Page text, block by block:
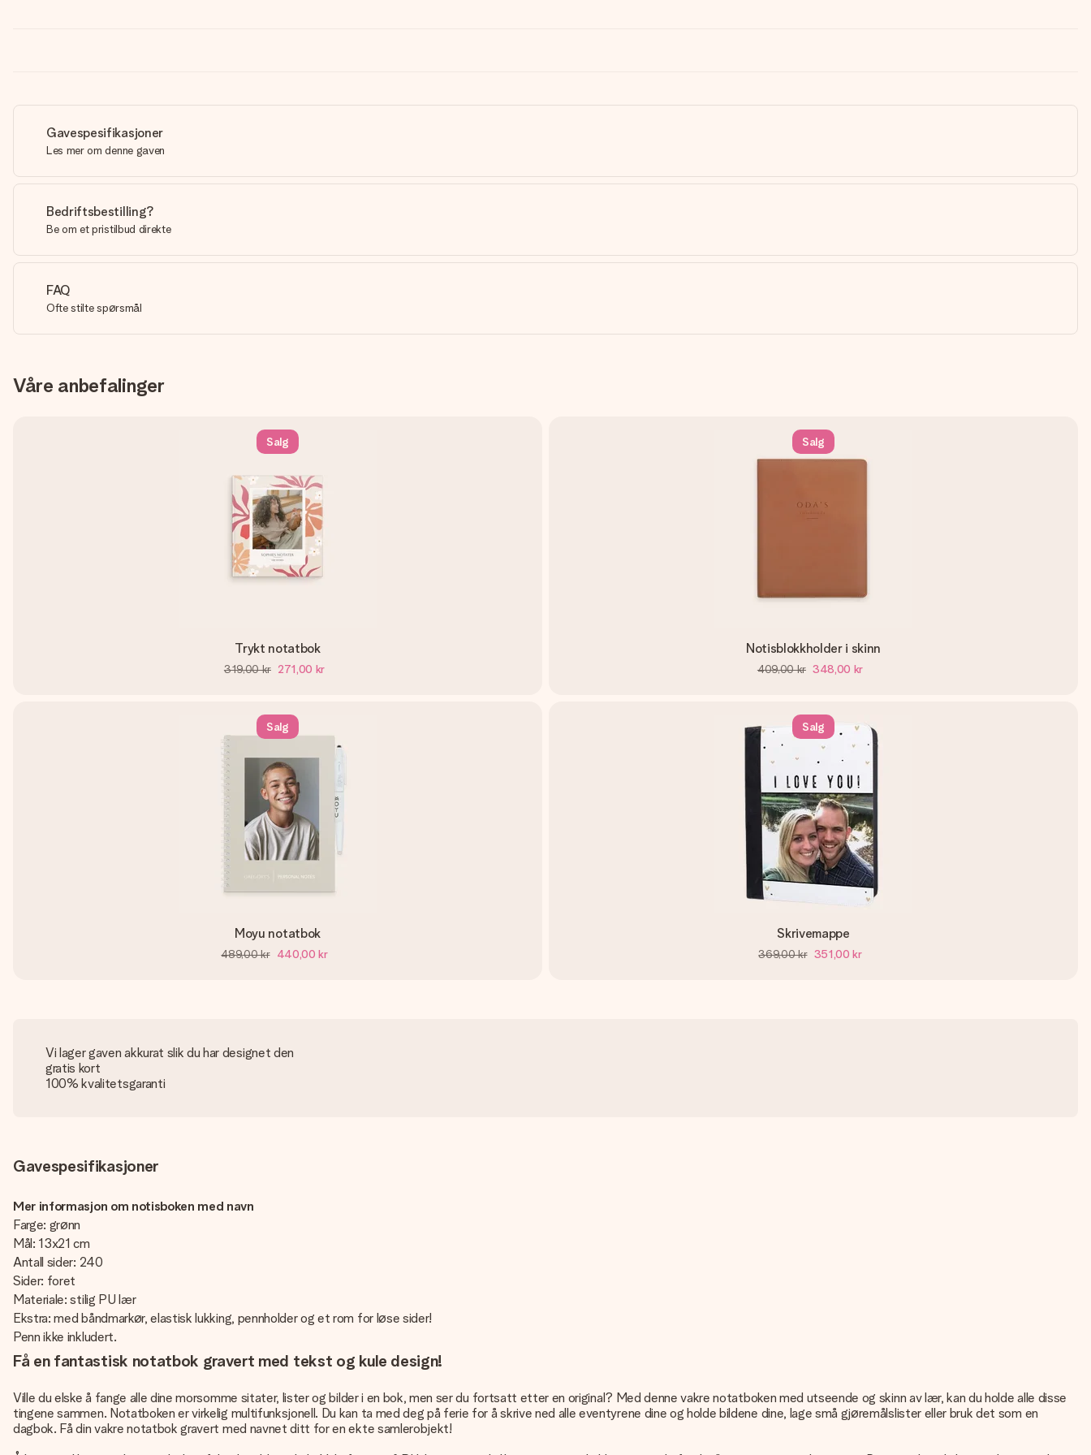
Gavespesifikasjoner
Les mer om denne gaven
Bedriftsbestilling?
Be om et pristilbud direkte
FAQ
Ofte stilte spørsmål
Våre anbefalinger
Salg
Trykt notatbok
319,00 kr 271,00 kr
Salg
Notisblokkholder i skinn
409,00 kr 348,00 kr
Salg
Moyu notatbok
489,00 kr 440,00 kr
Salg
Skrivemappe
369,00 kr 351,00 kr
Vi lager gaven akkurat slik du har designet den
gratis kort
100% kvalitetsgaranti
Gavespesifikasjoner
Mer informasjon om notisboken med navn
Farge: grønn
Mål: 13x21 cm
Antall sider: 240
Sider: foret
Materiale: stilig PU lær
Ekstra: med båndmarkør, elastisk lukking, pennholder og et rom for løse sider!
Penn ikke inkludert.
Få en fantastisk notatbok gravert med tekst og kule design!
Ville du elske å fange alle dine morsomme sitater, lister og bilder i en bok, men ser du fortsatt etter en original? Med denne vakre notatboken med utseende og skinn av lær, kan du holde alle disse
tingene sammen. Notatboken er virkelig multifunksjonell. Du kan ta med deg på ferie for å skrive ned alle eventyrene dine og holde bildene dine, lage små gjøremålslister eller bruk det som en
dagbok. Få din vakre notatbok gravert med navnet ditt for en ekte samlerobjekt!